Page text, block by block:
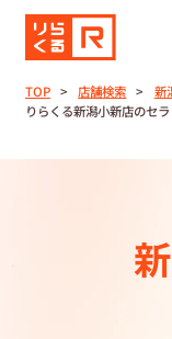
り
セ
セラピスト
収⼊とサポ
TOP 店舗検索 新
りらくる新潟小新店のセ